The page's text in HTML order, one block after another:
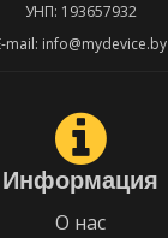
УНП: 193657932
mail: info@mydevice.by
Информация
О нас